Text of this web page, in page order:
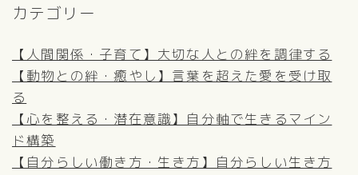
講座・鑑定一覧
初めてのかたへ
カテゴリー
【人間関係・子育て】大切な人との絆を調律する
【動物との絆・癒やし】言葉を超えた愛を受け取
る
【心を整える・潜在意識】自分軸で生きるマイン
ド構築
【自分らしい働き方・生き方】自分らしい生き方